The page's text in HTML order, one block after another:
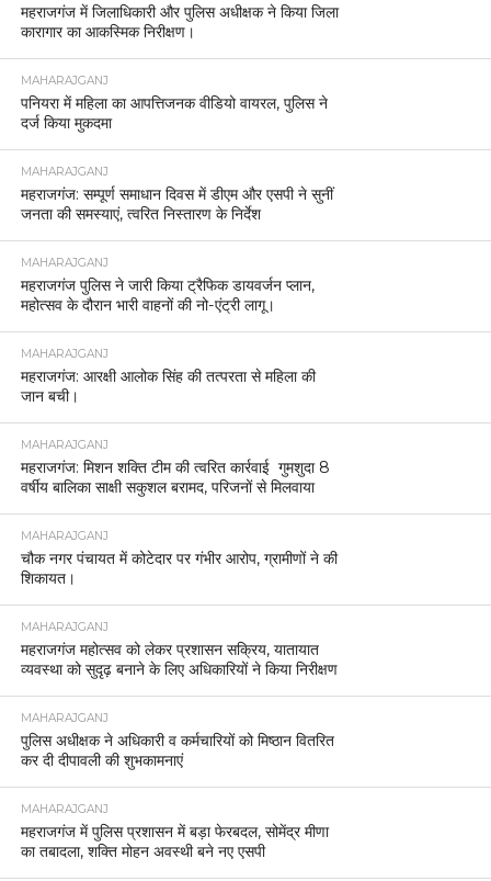
महराजगंज में जिलाधिकारी और पुलिस अधीक्षक ने किया जिला
कारागार का आकस्मिक निरीक्षण।
MAHARAJGANJ
पनियरा में महिला का आपत्तिजनक वीडियो वायरल, पुलिस ने
दर्ज किया मुकदमा
MAHARAJGANJ
महराजगंज: सम्पूर्ण समाधान दिवस में डीएम और एसपी ने सुनीं
जनता की समस्याएं, त्वरित निस्तारण के निर्देश
MAHARAJGANJ
महराजगंज पुलिस ने जारी किया ट्रैफिक डायवर्जन प्लान,
महोत्सव के दौरान भारी वाहनों की नो-एंट्री लागू।
MAHARAJGANJ
महराजगंज: आरक्षी आलोक सिंह की तत्परता से महिला की
जान बची।
MAHARAJGANJ
महराजगंज: मिशन शक्ति टीम की त्वरित कार्रवाई गुमशुदा 8
वर्षीय बालिका साक्षी सकुशल बरामद, परिजनों से मिलवाया
MAHARAJGANJ
चौक नगर पंचायत में कोटेदार पर गंभीर आरोप, ग्रामीणों ने की
शिकायत।
MAHARAJGANJ
महराजगंज महोत्सव को लेकर प्रशासन सक्रिय, यातायात
व्यवस्था को सुदृढ़ बनाने के लिए अधिकारियों ने किया निरीक्षण
MAHARAJGANJ
पुलिस अधीक्षक ने अधिकारी व कर्मचारियों को मिष्ठान वितरित
कर दी दीपावली की शुभकामनाएं
MAHARAJGANJ
महराजगंज में पुलिस प्रशासन में बड़ा फेरबदल, सोमेंद्र मीणा
का तबादला, शक्ति मोहन अवस्थी बने नए एसपी